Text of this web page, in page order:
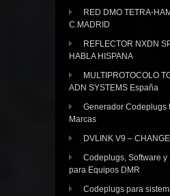
RED DMO TETRA-
C.MADRID
REFLECTOR NXDN
HABLA HISPANA
MULTIPROTOCOLO
ADN SYSTEMS España
Generador Codeplugs
Marcas
DVLINK V9 –
Codeplugs, Software y
para Equipos DMR
Codeplugs para